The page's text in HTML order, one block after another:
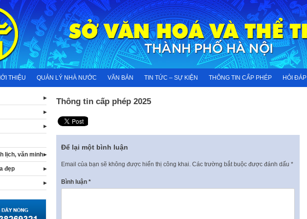
THIỆU QUẢN LÝ NHÀ NƯỚC VĂN BẢN TIN TỨC – SỰ KIỆN THÔNG TIN CẤP PHÉP HỎI ĐÁP
Thông tin cấp phép 2025
Để lại một bình luận
Email của bạn sẽ không được hiển thị công khai. Các trường bắt buộc được đánh dấu *
Bình luận *
lịch, văn minh
đẹp